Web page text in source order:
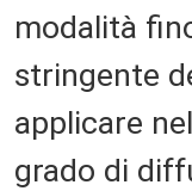
modalità
stringente
applicare
grado di